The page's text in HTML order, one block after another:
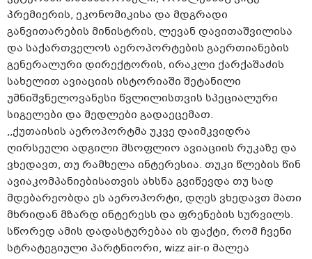
პრემიერის, ეკონომიკისა და მდგრადი
განვითარების მინისტრის, ლევან დავითაშვილისა
და საქართველოს აეროპორტების გაერთიანების
გენერალური დირექტორის, ირაკლი ქარქაშაძის
სახელით ავიაციის ისტორიაში შეტანილი
უმნიშვნელოვანესი წვლილისთვის სპეციალური
სიგელები და მედლები გადაეცემათ.
,,ქუთაისის აეროპორტმა უკვე დაიმკვიდრა
ღირსეული ადგილი მსოფლიო ავიაციის რუკაზე და
ვხედავთ, თუ რამხელა ინტერესია. თუკი წლების წინ
ავიაკომპანიებისათვის ახსნა გვიწევდა თუ სად
მდებარეობდა ეს აეროპორტი, დღეს ვხედავთ მათი
მხრიდან მზარდ ინტერესს და ფრენების სურვილს.
სწორედ ამის დადასტურებაა ის ფაქტი, რომ ჩვენი
სტრატეგიული პარტნიორი, wizz air-ი მალეა